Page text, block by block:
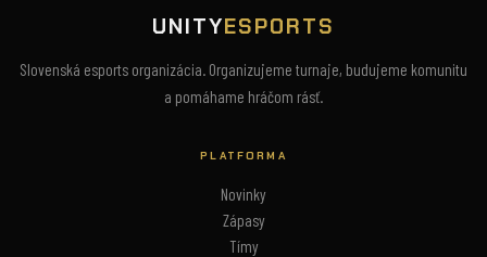
UNITYESPORTS
Slovenská esports organizácia. Organizujeme turnaje, budujeme komunitu
a pomáhame hráčom rásť.
PLATFORMA
Novinky
Zápasy
Tímy